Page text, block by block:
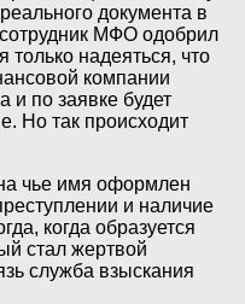
документа в
МФО одобрил
только надеяться, что
компании
и по заявке будет
Но так происходит
чье имя оформлен
и наличие
когда образуется
стал жертвой
служба взыскания